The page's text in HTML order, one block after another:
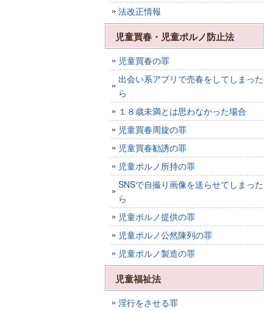
法改正情報
児童買春・児童ポルノ防止法
児童買春の罪
出会い系アプリで売春をしてしまった
ら
１８歳未満とは思わなかった場合
児童買春周旋の罪
児童買春勧誘の罪
児童ポルノ所持の罪
SNSで自撮り画像を送らせてしまった
ら
児童ポルノ提供の罪
児童ポルノ公然陳列の罪
児童ポルノ製造の罪
児童福祉法
淫行をさせる罪